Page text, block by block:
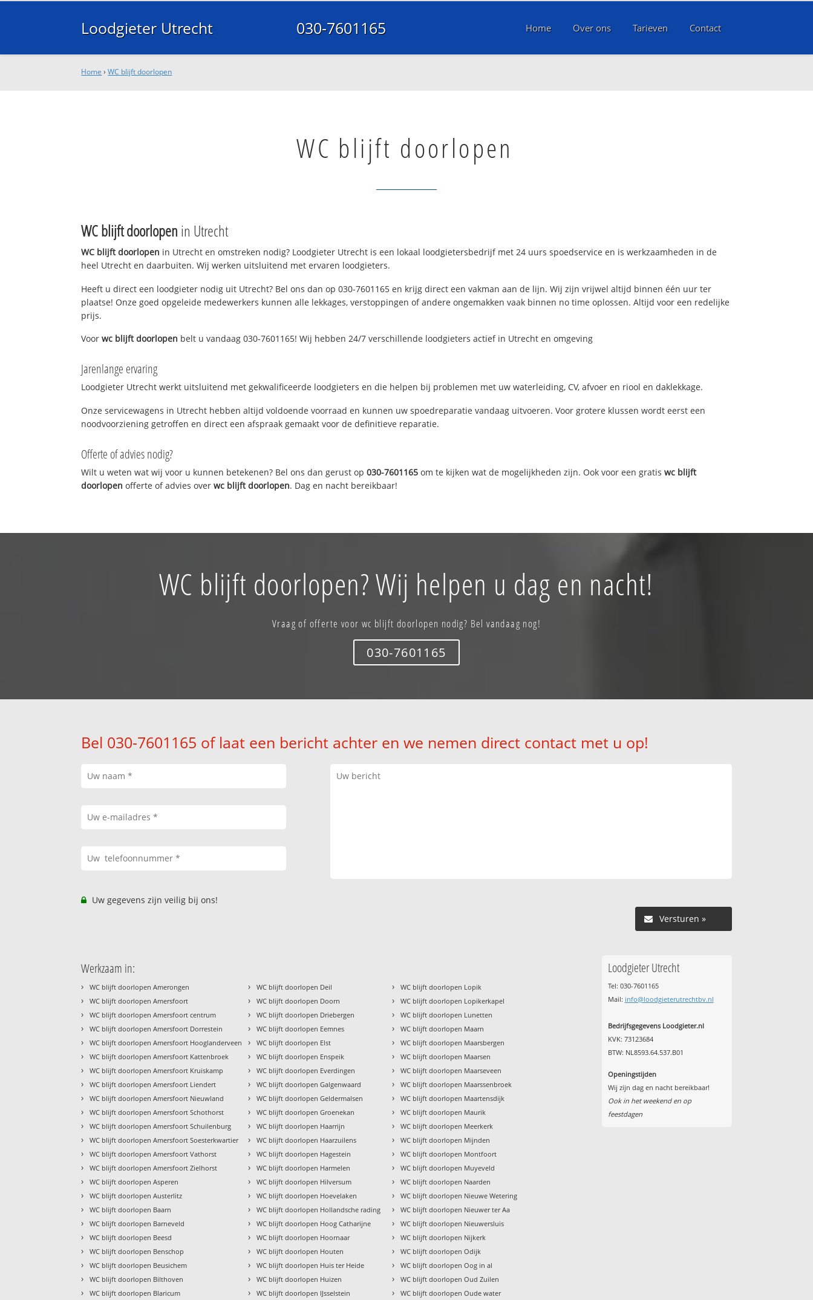
Loodgieter Utrecht 030-7601165 Home Over ons Tarieven Contact
Home ›WC blijft doorlopen
WC blijft doorlopen
WC blijft doorlopen in Utrecht
WC blijft doorlopen in Utrecht en omstreken nodig? Loodgieter Utrecht is een lokaal loodgietersbedrijf met 24 uurs spoedservice en is werkzaamheden in de
heel Utrecht en daarbuiten. Wij werken uitsluitend met ervaren loodgieters.
Heeft u direct een loodgieter nodig uit Utrecht? Bel ons dan op 030-7601165 en krijg direct een vakman aan de lijn. Wij zijn vrijwel altijd binnen één uur ter
plaatse! Onze goed opgeleide medewerkers kunnen alle lekkages, verstoppingen of andere ongemakken vaak binnen no time oplossen. Altijd voor een redelijke
prijs.
Voorwc blijft doorlopen belt u vandaag 030-7601165! Wij hebben 24/7 verschillende loodgieters actief in Utrecht en omgeving
Jarenlange ervaring
Loodgieter Utrecht werkt uitsluitend met gekwalificeerde loodgieters en die helpen bij problemen met uw waterleiding, CV, afvoer en riool en daklekkage.
Onze servicewagens in Utrecht hebben altijd voldoende voorraad en kunnen uw spoedreparatie vandaag uitvoeren. Voor grotere klussen wordt eerst een
noodvoorziening getroffen en direct een afspraak gemaakt voor de definitieve reparatie.
Offerte of advies nodig?
Wilt u weten wat wij voor u kunnen betekenen? Bel ons dan gerust op030-7601165 om te kijken wat de mogelijkheden zijn. Ook voor een gratiswc blijft
doorlopen offerte of advies overwc blijft doorlopen. Dag en nacht bereikbaar!
WC blijft doorlopen? Wij helpen u dag en nacht!
Vraag of offerte voor wc blijft doorlopen nodig? Bel vandaag nog!
030-7601165
Bel 030-7601165 of laat een bericht achter en we nemen direct contact met u op!
Uw gegevens zijn veilig bij ons!
Versturen »
Werkzaam in:
› WC blijft doorlopen Amerongen
› WC blijft doorlopen Amersfoort
› WC blijft doorlopen Amersfoort centrum
› WC blijft doorlopen Amersfoort Dorrestein
› WC blijft doorlopen Amersfoort Hooglanderveen
› WC blijft doorlopen Amersfoort Kattenbroek
› WC blijft doorlopen Amersfoort Kruiskamp
› WC blijft doorlopen Amersfoort Liendert
› WC blijft doorlopen Amersfoort Nieuwland
› WC blijft doorlopen Amersfoort Schothorst
› WC blijft doorlopen Amersfoort Schuilenburg
› WC blijft doorlopen Amersfoort Soesterkwartier
› WC blijft doorlopen Amersfoort Vathorst
› WC blijft doorlopen Amersfoort Zielhorst
› WC blijft doorlopen Asperen
› WC blijft doorlopen Austerlitz
› WC blijft doorlopen Baarn
› WC blijft doorlopen Barneveld
› WC blijft doorlopen Beesd
› WC blijft doorlopen Benschop
› WC blijft doorlopen Beusichem
› WC blijft doorlopen Bilthoven
› WC blijft doorlopen Blaricum
› WC blijft doorlopen Deil
› WC blijft doorlopen Doorn
› WC blijft doorlopen Driebergen
› WC blijft doorlopen Eemnes
› WC blijft doorlopen Elst
› WC blijft doorlopen Enspeik
› WC blijft doorlopen Everdingen
› WC blijft doorlopen Galgenwaard
› WC blijft doorlopen Geldermalsen
› WC blijft doorlopen Groenekan
› WC blijft doorlopen Haarrijn
› WC blijft doorlopen Haarzuilens
› WC blijft doorlopen Hagestein
› WC blijft doorlopen Harmelen
› WC blijft doorlopen Hilversum
› WC blijft doorlopen Hoevelaken
› WC blijft doorlopen Hollandsche rading
› WC blijft doorlopen Hoog Catharijne
› WC blijft doorlopen Hoornaar
› WC blijft doorlopen Houten
› WC blijft doorlopen Huis ter Heide
› WC blijft doorlopen Huizen
› WC blijft doorlopen IJsselstein
› WC blijft doorlopen Lopik
› WC blijft doorlopen Lopikerkapel
› WC blijft doorlopen Lunetten
› WC blijft doorlopen Maarn
› WC blijft doorlopen Maarsbergen
› WC blijft doorlopen Maarsen
› WC blijft doorlopen Maarseveen
› WC blijft doorlopen Maarssenbroek
› WC blijft doorlopen Maartensdijk
› WC blijft doorlopen Maurik
› WC blijft doorlopen Meerkerk
› WC blijft doorlopen Mijnden
› WC blijft doorlopen Montfoort
› WC blijft doorlopen Muyeveld
› WC blijft doorlopen Naarden
› WC blijft doorlopen Nieuwe Wetering
› WC blijft doorlopen Nieuwer ter Aa
› WC blijft doorlopen Nieuwersluis
› WC blijft doorlopen Nijkerk
› WC blijft doorlopen Odijk
› WC blijft doorlopen Oog in al
› WC blijft doorlopen Oud Zuilen
› WC blijft doorlopen Oude water
Loodgieter Utrecht
Tel: 030-7601165
Mail: info@loodgieterutrechtbv.nl
Bedrijfsgegevens Loodgieter.nl
KVK: 73123684
BTW: NL8593.64.537.B01
Openingstijden
Wij zijn dag en nacht bereikbaar!
Ook in het weekend en op
feestdagen